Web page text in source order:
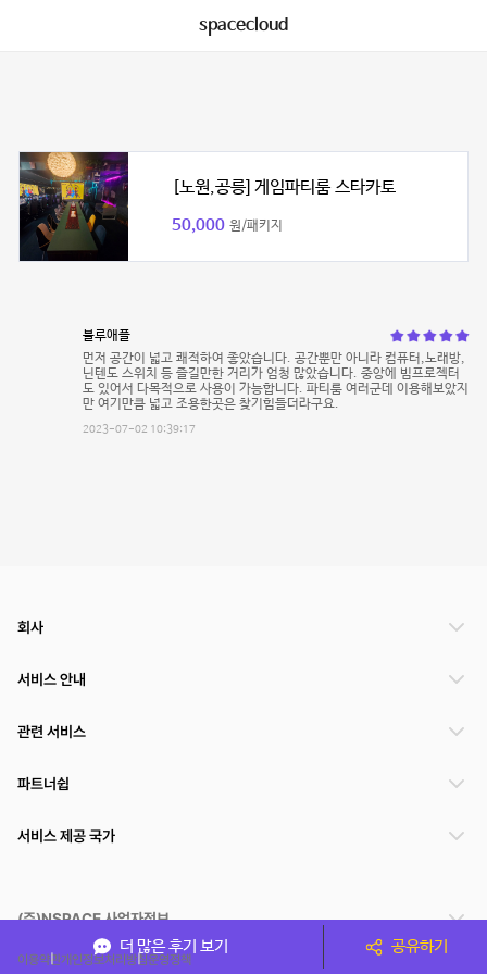
spacecloud
[노원,공릉] 게임파티룸 스타카토
50,000 원/패키지
블루애플
먼저 공간이 넓고 쾌적하여 좋았습니다. 공간뿐만 아니라 컴퓨터,노래방,
닌텐도 스위치 등 즐길만한 거리가 엄청 많았습니다. 중앙에 빔프로젝터
도 있어서 다목적으로 사용이 가능합니다. 파티룸 여러군데 이용해보았지
만 여기만큼 넓고 조용한곳은 찾기힘들더라구요.
2023-07-02 10:39:17
더 많은 후기 보기 공유하기
회사
서비스 안내
관련 서비스
파트너쉽
서비스 제공 국가
(주)NSPACE 사업자정보
이용약관개인정보처리방침운영정책